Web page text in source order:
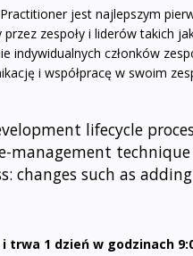
jest najlepszym
zespoły i liderów takich
członków
i współpracę w swoim
lifecycle
management
changes such as
1 dzień w godzinach